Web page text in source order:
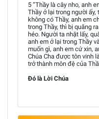
5 “Thầy là cây nho, anh
Thầy ở lại trong người
không có Thầy, anh em
trong Thầy, thì bị quăng
héo. Người ta nhặt lấy,
anh em ở lại trong Thầy
muốn gì, anh em cứ xin,
Chúa Cha được tôn vinh
trở thành môn đệ của
Đó là Lời Chúa